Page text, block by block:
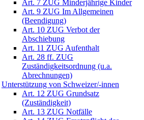
Art. 7 ZUG Minderjährige Kinder
Art. 9 ZUG Im Allgemeinen
(Beendigung)
Art. 10 ZUG Verbot der
Abschiebung
Art. 11 ZUG Aufenthalt
Art. 28 ff. ZUG
Zuständigkeitsordnung (u.a.
Abrechnungen)
Unterstützung von Schweizer/-innen
Art. 12 ZUG Grundsatz
(Zuständigkeit)
Art. 13 ZUG Notfälle